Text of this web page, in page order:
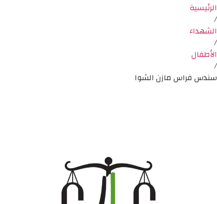
الرئيسية
/
الشهداء
/
الأطفال
/
سندس فراس مازن الشوا